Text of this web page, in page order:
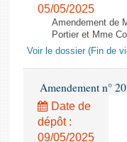
05/05/2025
Amendement de
Portier et Mme
Voir le dossier (Fin de
Amendement n°
Date de
dépôt :
09/05/2025